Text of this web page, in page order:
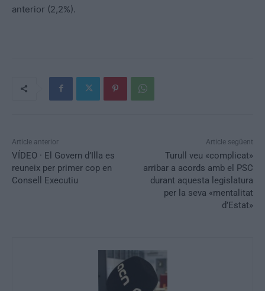
anterior (2,2%).
Article anterior
VÍDEO · El Govern d’Illa es
reuneix per primer cop en
Consell Executiu
Article següent
Turull veu «complicat»
arribar a acords amb el PSC
durant aquesta legislatura
per la seva «mentalitat
d’Estat»